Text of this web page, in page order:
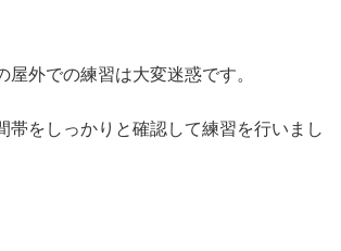
屋外での練習は大変迷惑です。
帯をしっかりと確認して練習を行いまし